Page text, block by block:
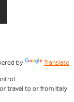
by Translate
travel to or from Italy